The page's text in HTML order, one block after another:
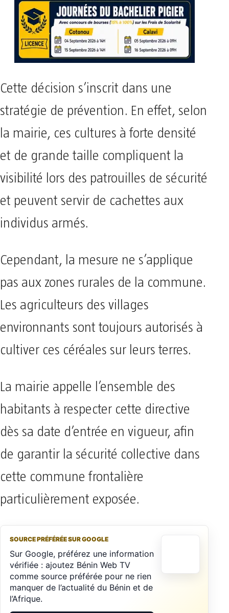
Cette décision s’inscrit dans une
stratégie de prévention. En effet, selon
la mairie, ces cultures à forte densité
et de grande taille compliquent la
visibilité lors des patrouilles de sécurité
et peuvent servir de cachettes aux
individus armés.
Cependant, la mesure ne s’applique
pas aux zones rurales de la commune.
Les agriculteurs des villages
environnants sont toujours autorisés à
cultiver ces céréales sur leurs terres.
La mairie appelle l’ensemble des
habitants à respecter cette directive
dès sa date d’entrée en vigueur, afin
de garantir la sécurité collective dans
cette commune frontalière
particulièrement exposée.
SOURCE PRÉFÉRÉE SUR GOOGLE
Sur Google, préférez une information
vérifiée : ajoutez Bénin Web TV
comme source préférée pour ne rien
manquer de l’actualité du Bénin et de
l’Afrique.